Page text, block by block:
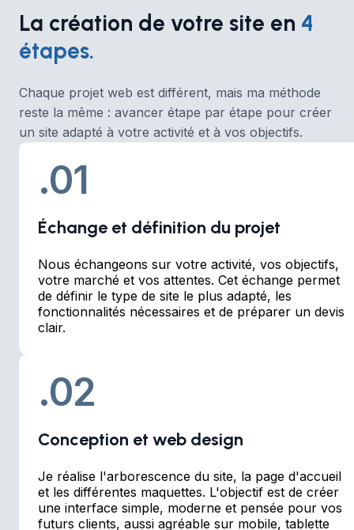
La création de votre site en 4
étapes.
Chaque projet web est différent, mais ma méthode
reste la même : avancer étape par étape pour créer
un site adapté à votre activité et à vos objectifs.
.01
Échange et définition du projet
Nous échangeons sur votre activité, vos objectifs,
votre marché et vos attentes. Cet échange permet
de définir le type de site le plus adapté, les
fonctionnalités nécessaires et de préparer un devis
clair.
.02
Conception et web design
Je réalise l'arborescence du site, la page d'accueil
et les différentes maquettes. L'objectif est de créer
une interface simple, moderne et pensée pour vos
futurs clients, aussi agréable sur mobile, tablette